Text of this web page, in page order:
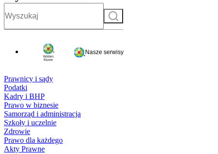
Szukaj
Nasze serwisy
Prawnicy i sądy
Podatki
Kadry i BHP
Prawo w biznesie
Samorząd i administracja
Szkoły i uczelnie
Zdrowie
Prawo dla każdego
Akty Prawne